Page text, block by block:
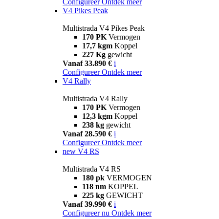
V4 Pikes Peak
Multistrada V4 Pikes Peak
170 PK Vermogen
17,7 kgm Koppel
227 Kg gewicht
Vanaf 33.890 € i
Configureer Ontdek meer
V4 Rally
Multistrada V4 Rally
170 PK Vermogen
12,3 kgm Koppel
238 kg gewicht
Vanaf 28.590 € i
Configureer Ontdek meer
new V4 RS
Multistrada V4 RS
180 pk VERMOGEN
118 nm KOPPEL
225 kg GEWICHT
Vanaf 39.990 € i
Configureer nu Ontdek meer